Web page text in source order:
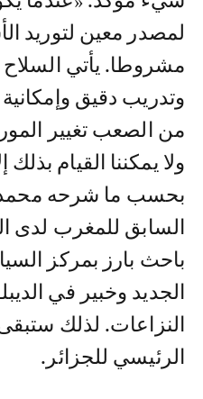
لمصدر معين لتوريد
مشروطا. يأتي السلاح
وتدريب دقيق
من الصعب تغيير
ولا يمكننا القيام
بحسب ما شرحه محمد
السابق للمغرب لدى
باحث بارز بمركز
الجديد وخبير في
النزاعات. لذلك
الرئيسي للجزائر.